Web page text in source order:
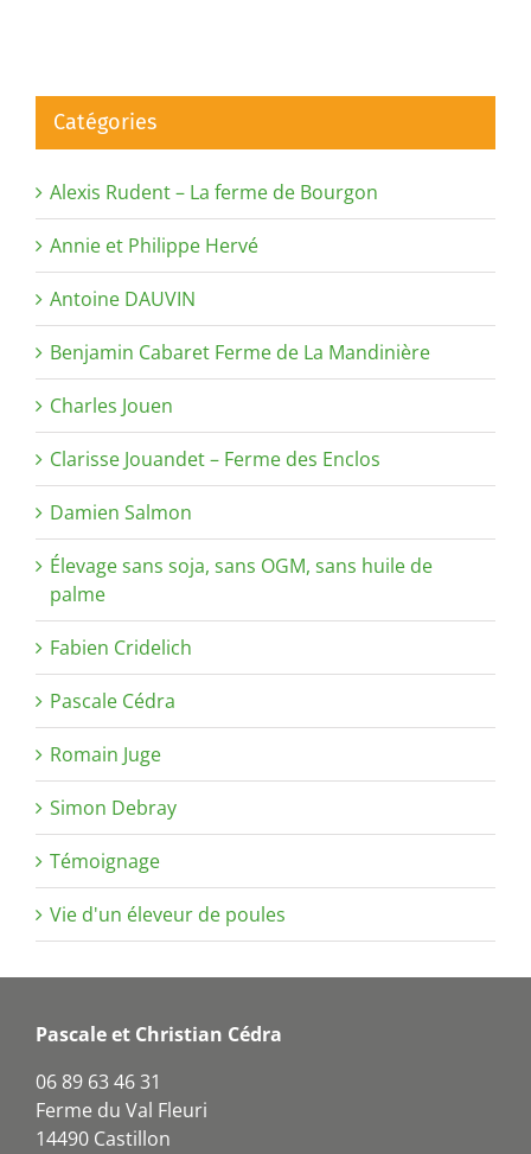
Catégories
Alexis Rudent – La ferme de Bourgon
Annie et Philippe Hervé
Antoine DAUVIN
Benjamin Cabaret Ferme de La Mandinière
Charles Jouen
Clarisse Jouandet – Ferme des Enclos
Damien Salmon
Élevage sans soja, sans OGM, sans huile de
palme
Fabien Cridelich
Pascale Cédra
Romain Juge
Simon Debray
Témoignage
Vie d'un éleveur de poules
Pascale et Christian Cédra
06 89 63 46 31
Ferme du Val Fleuri
14490 Castillon